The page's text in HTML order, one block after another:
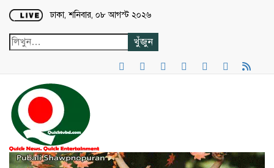
Loading...
ঢাকা, শনিবার, ০৮ আগস্ট ২০২৬